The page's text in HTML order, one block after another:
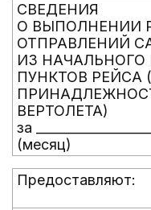
СВЕДЕНИЯ
О ВЫПОЛНЕНИИ
ОТПРАВЛЕНИЙ
ИЗ
ПУНКТОВ РЕЙСА
ВЕРТОЛЕТА)
за
(месяц)
Предоставляют: